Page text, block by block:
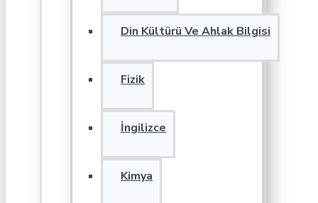
Din Kültürü Ve Ahlak Bilgisi
Fizik
İngilizce
Kimya